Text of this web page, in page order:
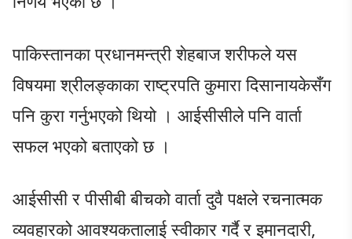
पाकिस्तानका प्रधानमन्त्री शेहबाज शरीफले यस
विषयमा श्रीलङ्काका राष्ट्रपति कुमारा दिसानायकेसँग
पनि कुरा गर्नुभएको थियो । आईसीसीले पनि वार्ता
सफल भएको बताएको छ ।
आईसीसी र पीसीबी बीचको वार्ता दुवै पक्षले रचनात्मक
व्यवहारको आवश्यकतालाई स्वीकार गर्दै र इमानदारी,